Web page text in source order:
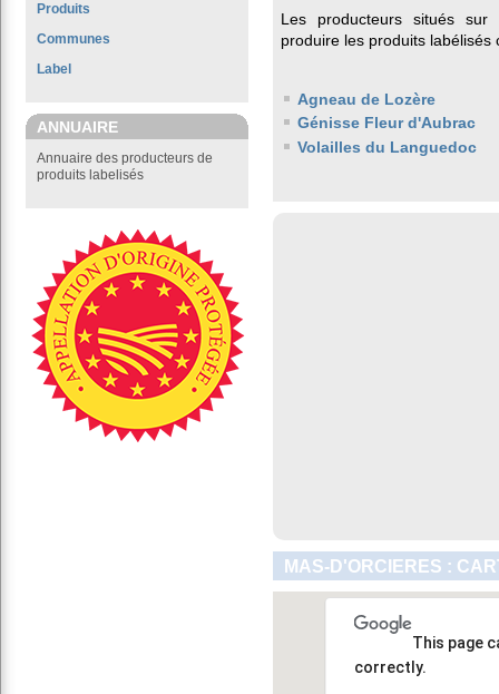
Produits
Communes
Label
ANNUAIRE
Annuaire des producteurs de
produits labelisés
Les producteurs situés
produire les produits labélisés
Agneau de Lozère
Génisse Fleur d'Aubrac
Volailles du Languedoc
MAS-D'ORCIERES :
This page
correctly.